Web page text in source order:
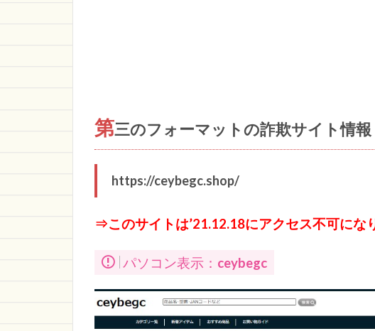
第三のフォーマットの詐欺サイト情報
https://ceybegc.shop/
⇒このサイトは’21.12.18にアクセス不可にな
パソコン表示： ceybegc